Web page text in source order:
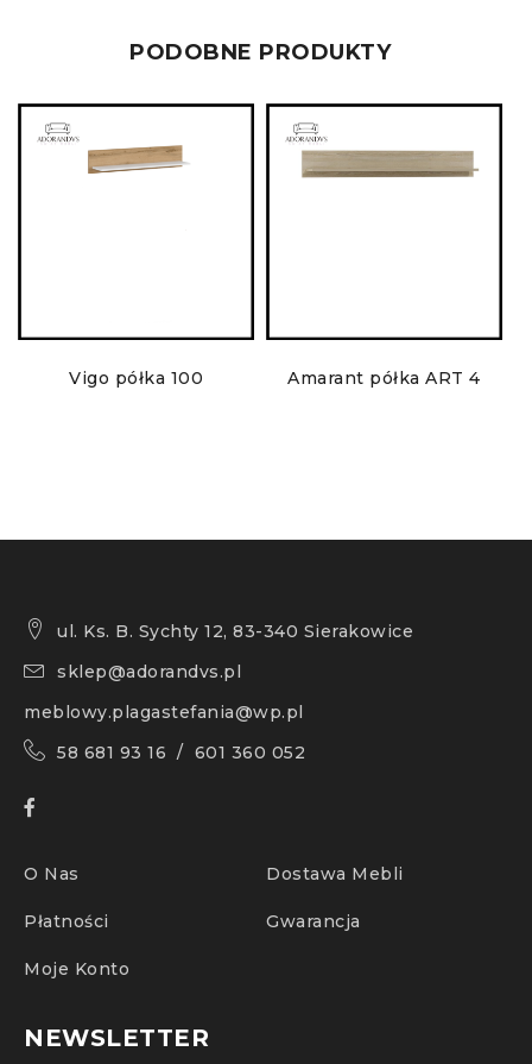
PODOBNE PRODUKTY
Vigo półka 100 Amarant półka ART 4
ul. Ks. B. Sychty 12, 83-340 Sierakowice
sklep@adorandvs.pl
meblowy.plagastefania@wp.pl
58 681 93 16 / 601 360 052
O Nas Dostawa Mebli
Płatności Gwarancja
Moje Konto
NEWSLETTER